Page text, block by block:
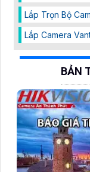
Lắp Trọn Bộ
Lắp Camera
BẢN